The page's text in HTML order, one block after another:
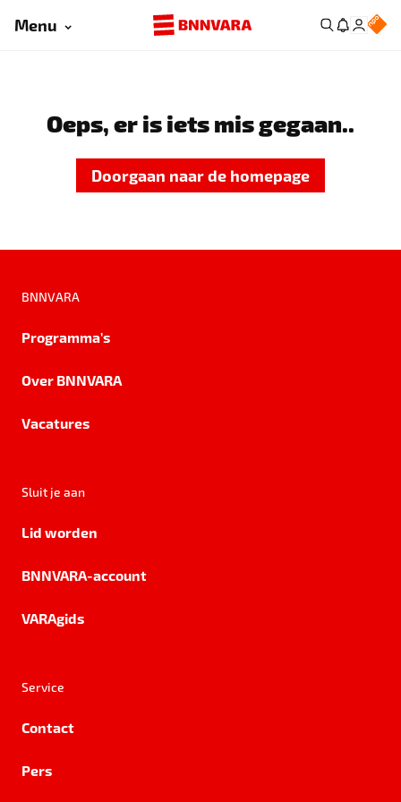
Menu
Oeps, er is iets mis gegaan..
Doorgaan naar de homepage
BNNVARA
Programma's
Over BNNVARA
Vacatures
Sluit je aan
Lid worden
BNNVARA-account
VARAgids
Service
Contact
Pers